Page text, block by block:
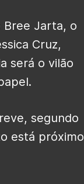
Bree Jarta, o
Cruz,
será o vilão
segundo
está próximo